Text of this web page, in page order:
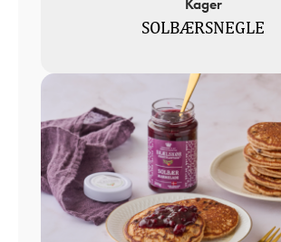
Kager
SOLBÆRSNEGLE